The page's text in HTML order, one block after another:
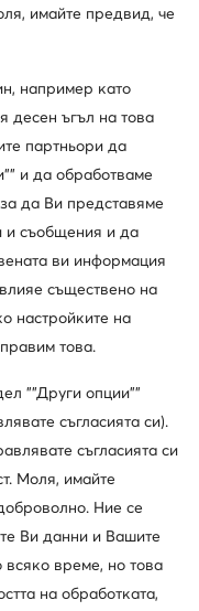
цена
€
цена
Код: SUMMER
· Син · 5 cm
цена
€
цена183,55 €-53%
имайте предвид, че
например като
десен ъгъл на това
партньори да
и да обработваме
да Ви представяме
и съобщения и да
ви информация
съществено на
настройките на
това.
""Други опции""
съгласията си).
съгласията си
Моля, имайте
Ние се
Ви данни и Вашите
всяко време, но това
на обработката,